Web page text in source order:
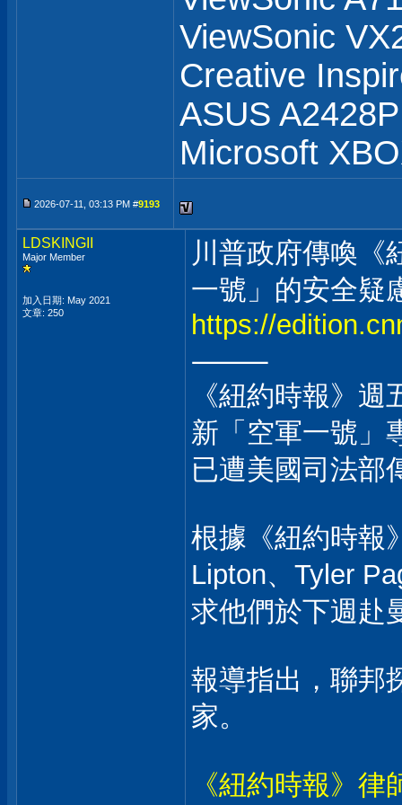
ViewSonic
Creative
ASUS
Microsoft
2026-07-11, 03:13 PM #9193
LDSKINGII
Major Member
加入日期: May 2021
文章: 250
川普政府傳喚《
一號」的安全疑
https://
⸻
《紐約時報》
新「空軍一號」
已遭美國司法部
根據《紐約時報
Lipton、Tyler
求他們於下週赴
報導指出，聯邦
家。
《紐約時報》